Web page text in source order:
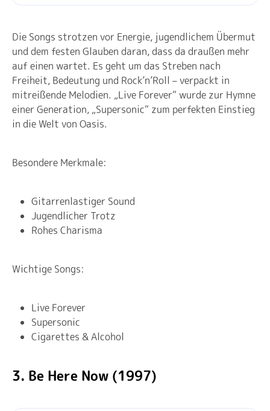
Die Songs strotzen vor Energie, jugendlichem Übermut
und dem festen Glauben daran, dass da draußen mehr
auf einen wartet. Es geht um das Streben nach
Freiheit, Bedeutung und Rock’n’Roll – verpackt in
mitreißende Melodien. „Live Forever“ wurde zur Hymne
einer Generation, „Supersonic“ zum perfekten Einstieg
in die Welt von Oasis.
Besondere Merkmale:
Gitarrenlastiger Sound
Jugendlicher Trotz
Rohes Charisma
Wichtige Songs:
Live Forever
Supersonic
Cigarettes & Alcohol
3. Be Here Now (1997)